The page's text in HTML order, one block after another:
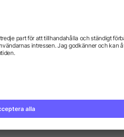
från 1.630,34 kr